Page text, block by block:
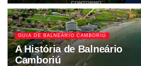
GUIA DE BALNEÁRIO CAMBORIÚ
A História de Balneário
Camboriú